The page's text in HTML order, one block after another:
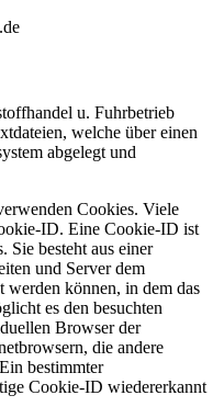
u. Fuhrbetrieb
welche über einen
abgelegt und
Cookies. Viele
ID. Eine Cookie-ID ist
Sie besteht aus einer
und Server dem
werden können, in dem das
es den besuchten
Browser der
die andere
bestimmter
Cookie-ID wiedererkannt